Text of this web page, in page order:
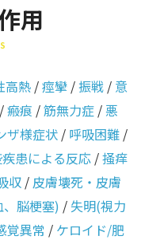
用
高熱 /痙攣 /振戦 / 意
/瘢痕 /筋無力症 /悪
ザ様症状 / 呼吸困難 /
患による反応 /掻痒
収 / 皮膚壊死・皮膚
脳梗塞) /失明(視力
覚異常 / ケロイド/肥